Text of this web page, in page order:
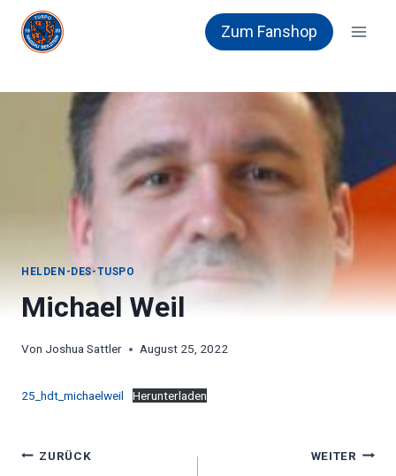
Zum
Inhalt
springen
Zum Fanshop
HELDEN-DES-TUSPO
Michael Weil
Von Joshua Sattler August 25, 2022
25_hdt_michaelweil Herunterladen
Beitragsnavigation
ZURÜCK WEITER